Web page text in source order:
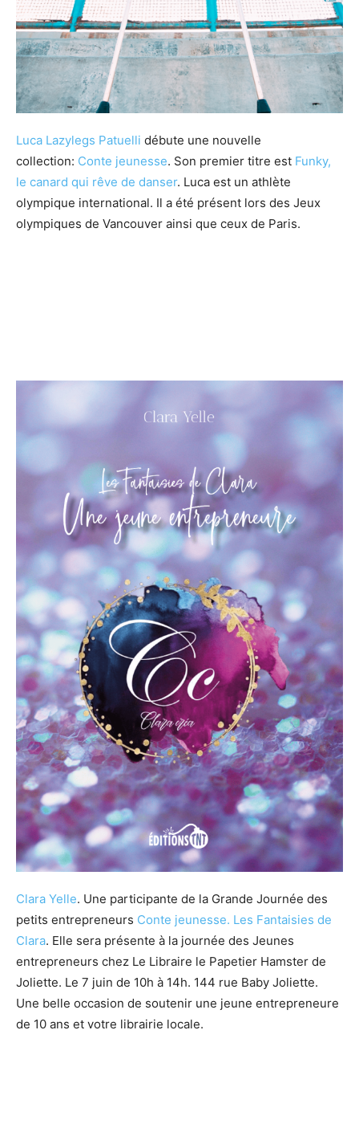
Luca Lazylegs Patuelli débute une nouvelle
collection: Conte jeunesse. Son premier titre est Funky,
le canard qui rêve de danser. Luca est un athlète
olympique international. Il a été présent lors des Jeux
olympiques de Vancouver ainsi que ceux de Paris.
Clara Yelle. Une participante de la Grande Journée des
petits entrepreneurs Conte jeunesse. Les Fantaisies de
Clara. Elle sera présente à la journée des Jeunes
entrepreneurs chez Le Libraire le Papetier Hamster de
Joliette. Le 7 juin de 10h à 14h. 144 rue Baby Joliette.
Une belle occasion de soutenir une jeune entrepreneure
de 10 ans et votre librairie locale.